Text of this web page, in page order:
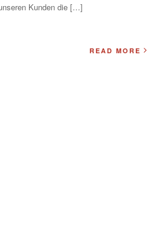
Kunden die […]
READ MORE